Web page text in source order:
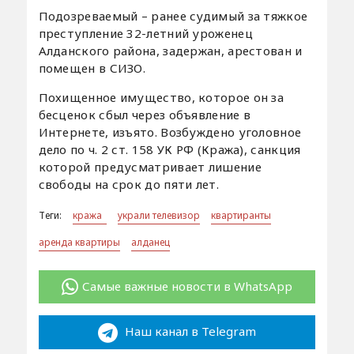
Подозреваемый – ранее судимый за тяжкое
преступление 32-летний уроженец
Алданского района, задержан, арестован и
помещен в СИЗО.
Похищенное имущество, которое он за
бесценок сбыл через объявление в
Интернете, изъято. Возбуждено уголовное
дело по ч. 2 ст. 158 УК РФ (Кража), санкция
которой предусматривает лишение
свободы на срок до пяти лет.
Теги: кража украли телевизор
квартиранты
аренда квартиры
алданец
Самые важные новости в WhatsApp
Наш канал в Telegram